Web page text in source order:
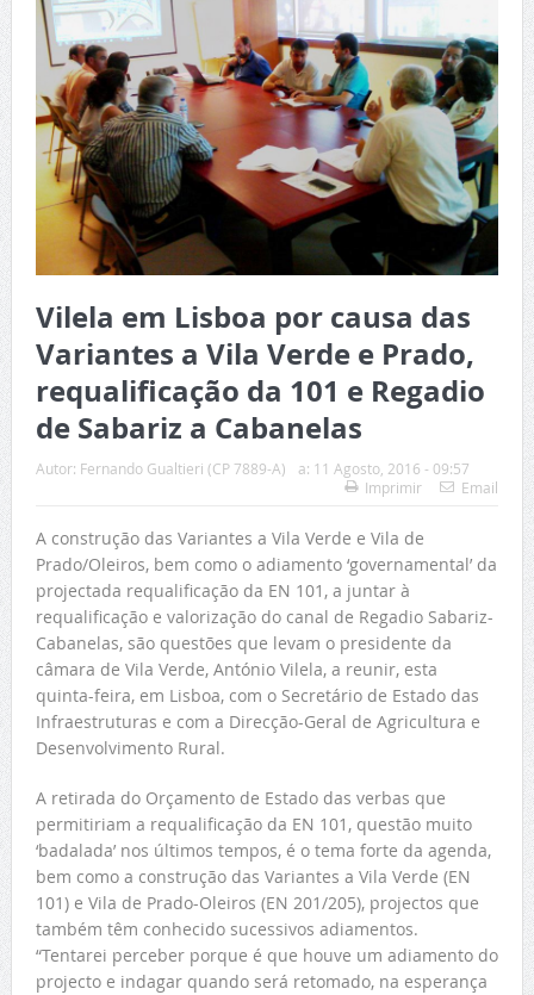
Vilela em Lisboa por causa das
Variantes a Vila Verde e Prado,
requalificação da 101 e Regadio
de Sabariz a Cabanelas
Autor: Fernando Gualtieri (CP 7889-A) a: 11 Agosto, 2016 - 09:57
Imprimir
Email
A construção das Variantes a Vila Verde e Vila de
Prado/Oleiros, bem como o adiamento ‘governamental’ da
projectada requalificação da EN 101, a juntar à
requalificação e valorização do canal de Regadio Sabariz-
Cabanelas, são questões que levam o presidente da
câmara de Vila Verde, António Vilela, a reunir, esta
quinta-feira, em Lisboa, com o Secretário de Estado das
Infraestruturas e com a Direcção-Geral de Agricultura e
Desenvolvimento Rural.
A retirada do Orçamento de Estado das verbas que
permitiriam a requalificação da EN 101, questão muito
‘badalada’ nos últimos tempos, é o tema forte da agenda,
bem como a construção das Variantes a Vila Verde (EN
101) e Vila de Prado-Oleiros (EN 201/205), projectos que
também têm conhecido sucessivos adiamentos.
“Tentarei perceber porque é que houve um adiamento do
projecto e indagar quando será retomado, na esperança